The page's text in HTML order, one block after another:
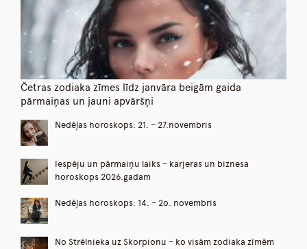
Četras zodiaka zīmes līdz janvāra beigām gaida
pārmaiņas un jauni apvāršņi
Nedēļas horoskops: 21. – 27.novembris
Iespēju un pārmaiņu laiks – karjeras un biznesa
horoskops 2026.gadam
Nedēļas horoskops: 14. – 2o. novembris
No Strēlnieka uz Skorpionu – ko visām zodiaka zīmēm